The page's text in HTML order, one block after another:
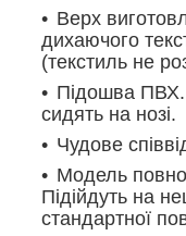
Верх
дихаючого
(текстиль не
Підошва ПВХ.
сидять на нозі.
Чудове
Модель
Підійдуть на
стандартної